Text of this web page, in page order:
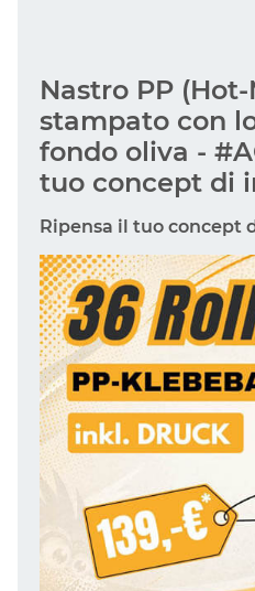
Nastro PP
stampato con
fondo oliva -
tuo concept di
Ripensa il tuo concept